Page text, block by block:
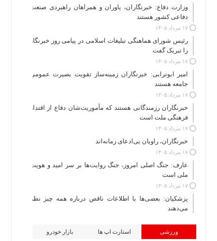
وزارت دفاع: خبرنگاران، یاوران و همراهان راهبردی صنعت
دفاعی کشور هستند
۱۷ مرداد ۱۴۰۵
رئیس شورای هماهنگی تبلیغات اسلامی در پیامی روز خبرنگار
را تبریک گفت
۱۷ مرداد ۱۴۰۵
امیر ابوترابی: خبرنگاران زمینه‌ساز تقویت بصیرت عمومی
جامعه هستند
۱۷ مرداد ۱۴۰۵
خبرنگاران رزمندگانی هستند که مأموریت‌شان دفاع از اقتدار
فرهنگی ملت است
۱۷ مرداد ۱۴۰۵
خبرنگاران، راویان بی‌ادعای زمانه‌اند
۱۷ مرداد ۱۴۰۵
عارف: جنگ اصلی امروز، جنگ روایت‌ها بر سر امید و هویت
ملی است
۱۷ مرداد ۱۴۰۵
پزشکیان: بعضی‌ها با اطلاعات ناقص درباره همه چیز نظر
می‌دهند
ورزشی استارت اپ ها بازار خودرو